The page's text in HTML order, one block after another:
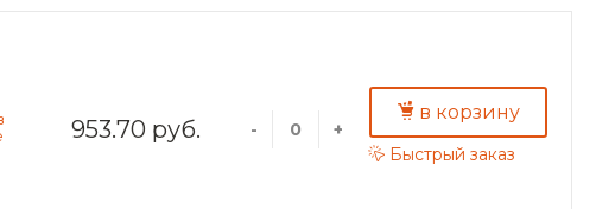
953.70 руб. - +
в корзину
Быстрый заказ